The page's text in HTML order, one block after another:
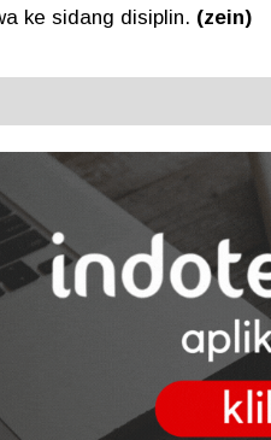
ke sidang disiplin. (zein)